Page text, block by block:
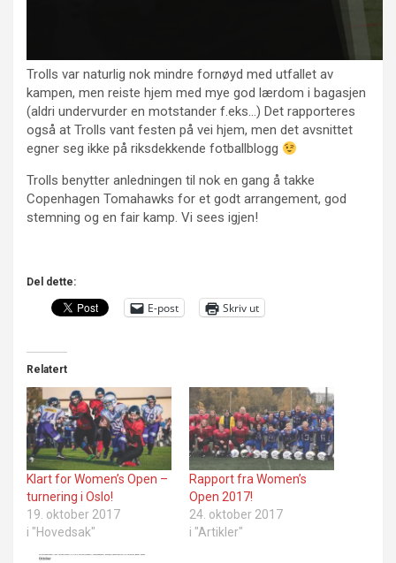
Trolls var naturlig nok mindre fornøyd med utfallet av
kampen, men reiste hjem med mye god lærdom i bagasjen
(aldri undervurder en motstander f.eks…) Det rapporteres
også at Trolls vant festen på vei hjem, men det avsnittet
egner seg ikke på riksdekkende fotballblogg
Trolls benytter anledningen til nok en gang å takke
Copenhagen Tomahawks for et godt arrangement, god
stemning og en fair kamp. Vi sees igjen!
Del dette:
E-post Skriv ut
Relatert
Klart for Women’s Open –
turnering i Oslo!
19. oktober 2017
i "Hovedsak"
Rapport fra Women’s
Open 2017!
24. oktober 2017
i "Artikler"